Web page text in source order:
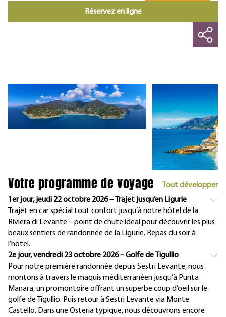
Réservez en ligne
Votre programme de voyage
Tout développer
1er jour, jeudi 22 octobre 2026 – Trajet jusqu’en Ligurie
Trajet en car spécial tout confort jusqu’à notre hôtel de la
Riviera di Levante – point de chute idéal pour découvrir les plus
beaux sentiers de randonnée de la Ligurie. Repas du soir à
l’hôtel.
2e jour, vendredi 23 octobre 2026 – Golfe de Tigullio
Pour notre première randonnée depuis Sestri Levante, nous
montons à travers le maquis méditerranéen jusqu’à Punta
Manara, un promontoire offrant un superbe coup d’oeil sur le
golfe de Tigullio. Puis retour à Sestri Levante via Monte
Castello. Dans une Osteria typique, nous découvrons encore